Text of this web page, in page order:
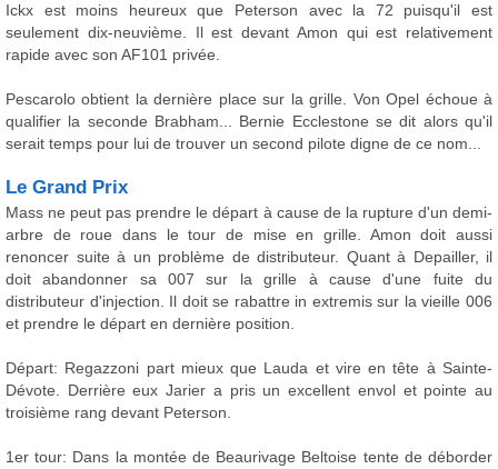
Ickx est moins heureux que Peterson avec la 72 puisqu'il est
seulement dix-neuvième. Il est devant Amon qui est relativement
rapide avec son AF101 privée.
Pescarolo obtient la dernière place sur la grille. Von Opel échoue à
qualifier la seconde Brabham... Bernie Ecclestone se dit alors qu'il
serait temps pour lui de trouver un second pilote digne de ce nom...
Le Grand Prix
Mass ne peut pas prendre le départ à cause de la rupture d'un demi-
arbre de roue dans le tour de mise en grille. Amon doit aussi
renoncer suite à un problème de distributeur. Quant à Depailler, il
doit abandonner sa 007 sur la grille à cause d'une fuite du
distributeur d'injection. Il doit se rabattre in extremis sur la vieille 006
et prendre le départ en dernière position.
Départ: Regazzoni part mieux que Lauda et vire en tête à Sainte-
Dévote. Derrière eux Jarier a pris un excellent envol et pointe au
troisième rang devant Peterson.
1er tour: Dans la montée de Beaurivage Beltoise tente de déborder